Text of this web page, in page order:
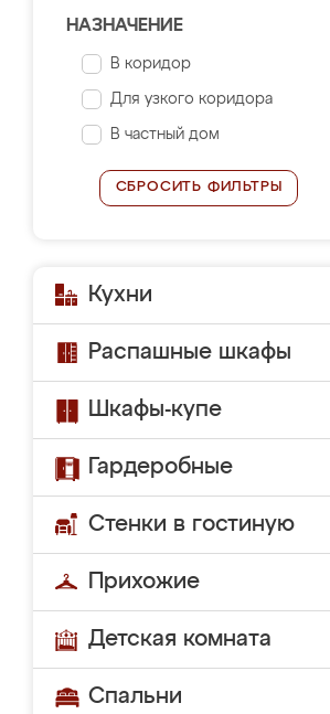
НАЗНАЧЕНИЕ
В коридор
Для узкого коридора
В частный дом
СБРОСИТЬ ФИЛЬТРЫ
Кухни
Распашные шкафы
Шкафы-купе
Гардеробные
Стенки в гостиную
Прихожие
Детская комната
Спальни